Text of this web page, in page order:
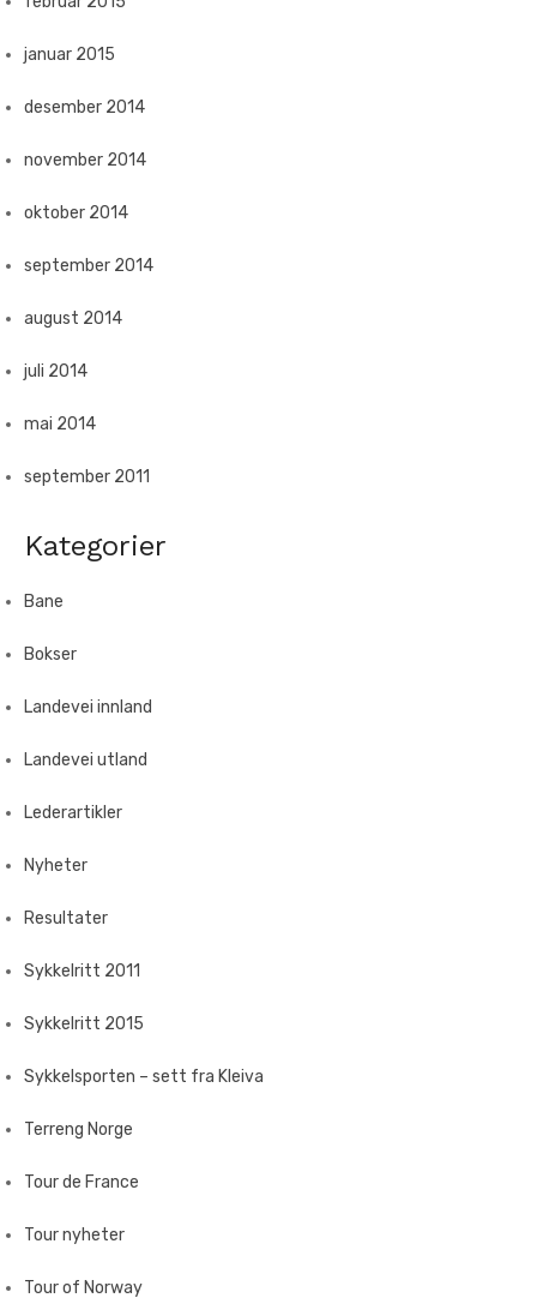
januar 2015
desember 2014
november 2014
oktober 2014
september 2014
august 2014
juli 2014
mai 2014
september 2011
Kategorier
Bane
Bokser
Landevei innland
Landevei utland
Lederartikler
Nyheter
Resultater
Sykkelritt 2011
Sykkelritt 2015
Sykkelsporten – sett fra Kleiva
Terreng Norge
Tour de France
Tour nyheter
Tour of Norway